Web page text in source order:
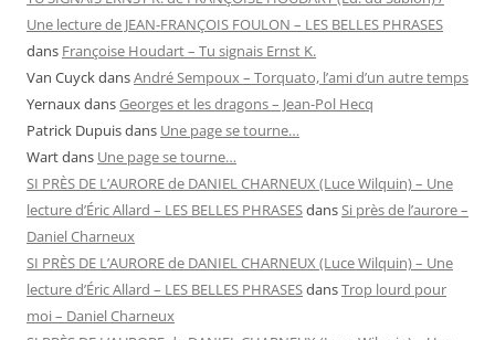
Une lecture de JEAN-FRANÇOIS FOULON – LES BELLES PHRASES
dans Françoise Houdart – Tu signais Ernst K.
Van CuyckdansAndré Sempoux – Torquato, l’ami d’un autre temps
YernauxdansGeorges et les dragons – Jean-Pol Hecq
Patrick Dupuisdans Une page se tourne…
Wartdans Une page se tourne…
SI PRÈS DE L’AURORE de DANIEL CHARNEUX (Luce Wilquin) – Une
lecture d’Éric Allard – LES BELLES PHRASESdansSi près de l’aurore –
Daniel Charneux
SI PRÈS DE L’AURORE de DANIEL CHARNEUX (Luce Wilquin) – Une
lecture d’Éric Allard – LES BELLES PHRASESdansTrop lourd pour
moi – Daniel Charneux